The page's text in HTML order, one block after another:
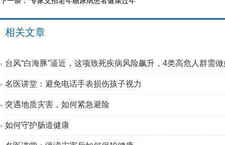
相关文章
台风“白海豚”逼近，这项致死疾病风险飙升，4类高危人群需
名医讲堂：避免电话手表损伤孩子视力
突遇地质灾害，如何紧急避险
如何守护肠道健康